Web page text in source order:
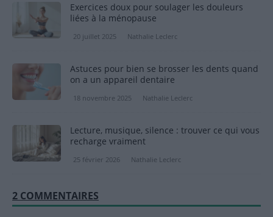
Exercices doux pour soulager les douleurs
liées à la ménopause
20 juillet 2025 Nathalie Leclerc
Astuces pour bien se brosser les dents quand
on a un appareil dentaire
18 novembre 2025 Nathalie Leclerc
Lecture, musique, silence : trouver ce qui vous
recharge vraiment
25 février 2026 Nathalie Leclerc
2 COMMENTAIRES